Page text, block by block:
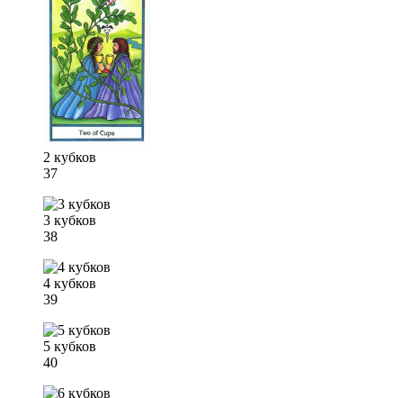
2 кубков
37
3 кубков
38
4 кубков
39
5 кубков
40